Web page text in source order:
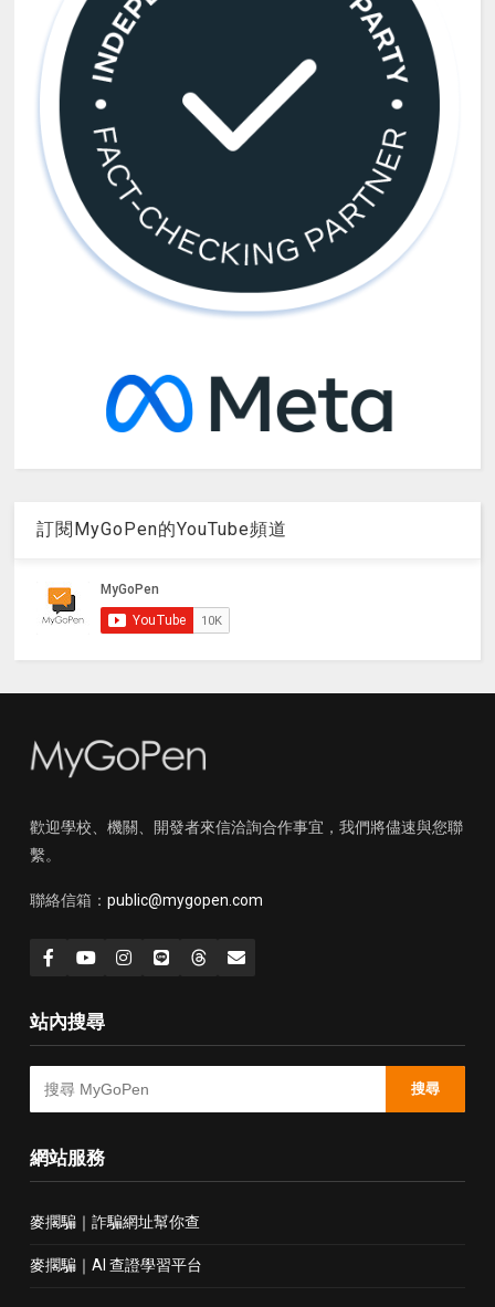
訂閱MyGoPen的YouTube頻道
歡迎學校、機關、開發者來信洽詢合作事宜，我們將儘速與您聯
繫。
聯絡信箱： public@mygopen.com
站內搜尋
搜尋
網站服務
麥擱騙｜詐騙網址幫你查
麥擱騙｜AI 查證學習平台